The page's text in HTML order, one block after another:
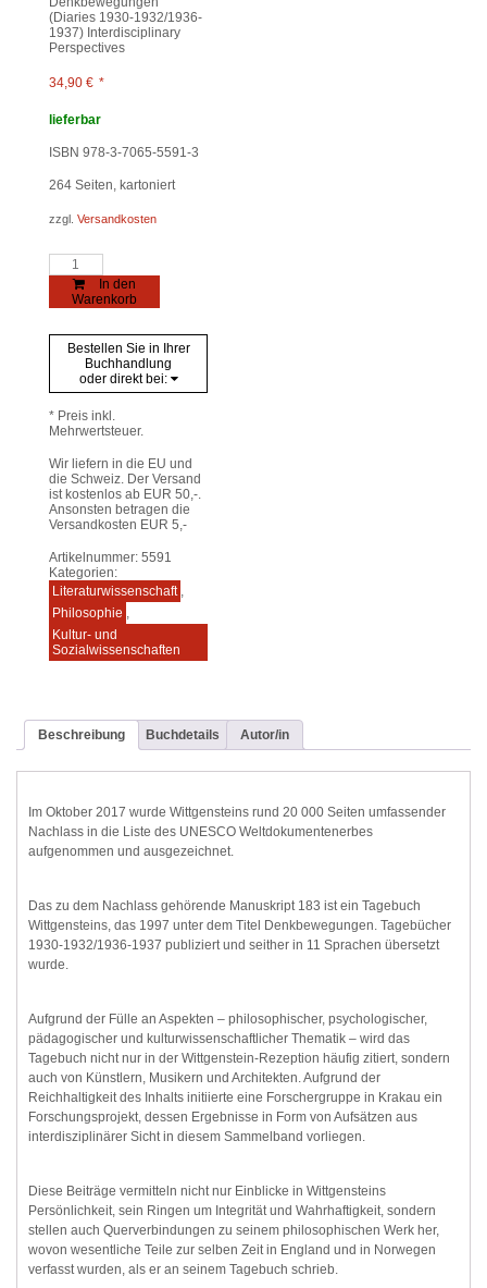
(Diaries 1930-1932/1936-
1937) Interdisciplinary
Perspectives
34,90 € *
lieferbar
ISBN 978-3-7065-5591-3
264 Seiten, kartoniert
zzgl. Versandkosten
Wittgensteins
Denkbewegungen
(Tagebücher
1930-
1937)
aus
interdisziplinärer
Menge
In den
Warenkorb
Bestellen Sie in Ihrer
Buchhandlung
oder direkt bei:
* Preis inkl.
Mehrwertsteuer.
Wir liefern in die EU und
die Schweiz. Der Versand
ist kostenlos ab EUR 50,-.
Ansonsten betragen die
Versandkosten EUR 5,-
Artikelnummer: 5591
Kategorien:
Literaturwissenschaft ,
Philosophie ,
Kultur- und
Sozialwissenschaften
Beschreibung Buchdetails Autor/in
Im Oktober 2017 wurde Wittgensteins rund 20 000 Seiten umfassender
Nachlass in die Liste des UNESCO Weltdokumentenerbes
aufgenommen und ausgezeichnet.
Das zu dem Nachlass gehörende Manuskript 183 ist ein Tagebuch
Wittgensteins, das 1997 unter dem Titel Denkbewegungen. Tagebücher
1930-1932/1936-1937 publiziert und seither in 11 Sprachen übersetzt
wurde.
Aufgrund der Fülle an Aspekten – philosophischer, psychologischer,
pädagogischer und kulturwissenschaftlicher Thematik – wird das
Tagebuch nicht nur in der Wittgenstein-Rezeption häufig zitiert, sondern
auch von Künstlern, Musikern und Architekten. Aufgrund der
Reichhaltigkeit des Inhalts initiierte eine Forschergruppe in Krakau ein
Forschungsprojekt, dessen Ergebnisse in Form von Aufsätzen aus
interdisziplinärer Sicht in diesem Sammelband vorliegen.
Diese Beiträge vermitteln nicht nur Einblicke in Wittgensteins
Persönlichkeit, sein Ringen um Integrität und Wahrhaftigkeit, sondern
stellen auch Querverbindungen zu seinem philosophischen Werk her,
wovon wesentliche Teile zur selben Zeit in England und in Norwegen
verfasst wurden, als er an seinem Tagebuch schrieb.